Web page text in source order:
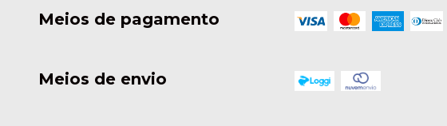
Meios de pagamento
Meios de envio